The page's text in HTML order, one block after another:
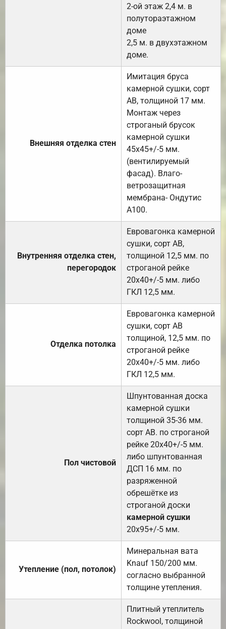
2-ой этаж 2,4 м. в
полутораэтажном
доме
2,5 м. в двухэтажном
доме.
Внешняя отделка стен
Имитация бруса
камерной сушки, сорт
АВ, толщиной 17 мм.
Монтаж через
строганый брусок
камерной сушки
45х45+/-5 мм.
(вентилируемый
фасад). Влаго-
ветрозащитная
мембрана- Ондутис
А100.
Внутренняя отделка стен,
перегородок
Евровагонка камерной
сушки, сорт АВ,
толщиной 12,5 мм. по
строганой рейке
20х40+/-5 мм. либо
ГКЛ 12,5 мм.
Отделка потолка
Евровагонка камерной
сушки, сорт АВ
толщиной, 12,5 мм. по
строганой рейке
20х40+/-5 мм. либо
ГКЛ 12,5 мм.
Пол чистовой
Шпунтованная доска
камерной сушки
толщиной 35-36 мм.
сорт АВ. по строганой
рейке 20х40+/-5 мм.
либо шпунтованная
ДСП 16 мм. по
разряженной
обрешётке из
строганой доски
камерной сушки
20х95+/-5 мм.
Утепление (пол, потолок)
Минеральная вата
Knauf 150/200 мм.
согласно выбранной
толщине утепления.
Плитный утеплитель
Rockwool, толщиной